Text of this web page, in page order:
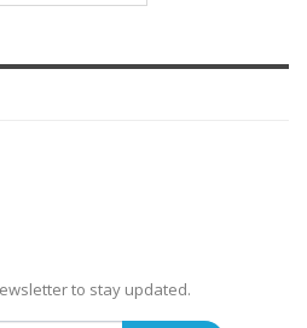
to stay updated.